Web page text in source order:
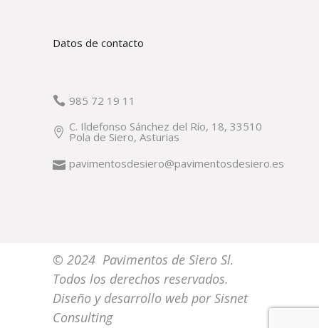
Datos de contacto
985 72 19 11
C. Ildefonso Sánchez del Río, 18, 33510
Pola de Siero, Asturias
pavimentosdesiero@pavimentosdesiero.es
© 2024 Pavimentos de Siero Sl.
Todos los derechos reservados.
Diseño y desarrollo web porSisnet
Consulting